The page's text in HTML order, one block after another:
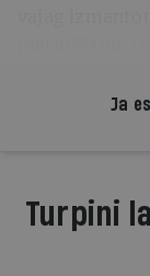
Ja
Turpini